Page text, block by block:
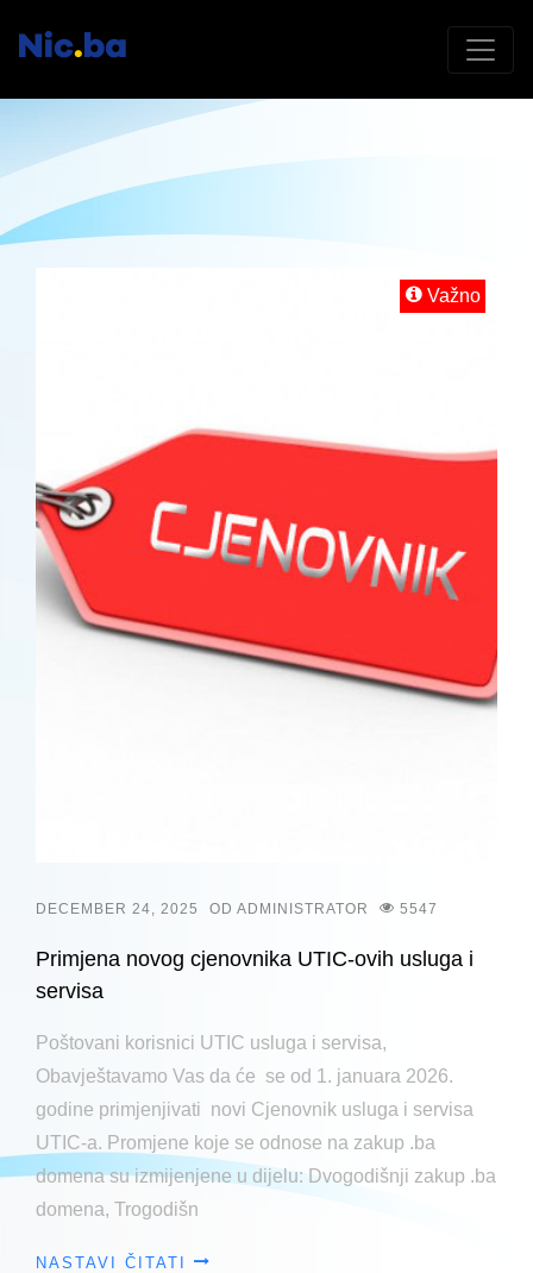
Važno
DECEMBER 24, 2025 OD ADMINISTRATOR 5547
Primjena novog cjenovnika UTIC-ovih usluga i
servisa
Poštovani korisnici UTIC usluga i servisa,
Obavještavamo Vas da će se od 1. januara 2026.
godine primjenjivati novi Cjenovnik usluga i servisa
UTIC-a. Promjene koje se odnose na zakup .ba
domena su izmijenjene u dijelu: Dvogodišnji zakup .ba
domena, Trogodišn
NASTAVI ČITATI